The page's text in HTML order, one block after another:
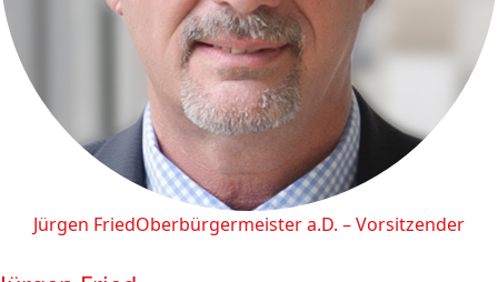
Jürgen FriedOberbürgermeister a.D. – Vorsitzender